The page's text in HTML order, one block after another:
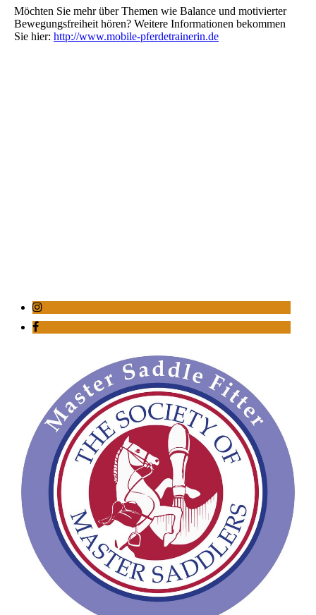
Möchten Sie mehr über Themen wie Balance und motivierter
Bewegungsfreiheit hören? Weitere Informationen bekommen
Sie hier: http://www.mobile-pferdetrainerin.de